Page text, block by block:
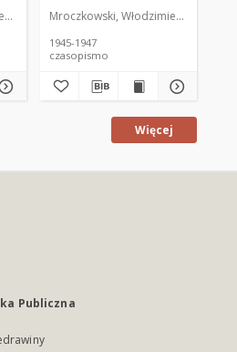
(1902-1971). Redaktor
Mroczkowski, Włodzimierz (1902-
1945-1947
czasopismo
Więcej
Publiczna